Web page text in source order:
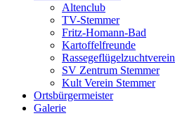
Altenclub
TV-Stemmer
Fritz-Homann-Bad
Kartoffelfreunde
Rassegeflügelzuchtverein
SV Zentrum Stemmer
Kult Verein Stemmer
Ortsbürgermeister
Galerie